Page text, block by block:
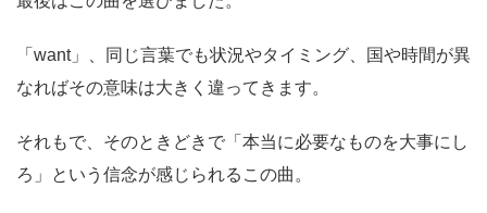
「want」、同じ言葉でも状況やタイミング、国や時間が異
なればその意味は大きく違ってきます。
それもで、そのときどきで「本当に必要なものを大事にし
ろ」という信念が感じられるこの曲。